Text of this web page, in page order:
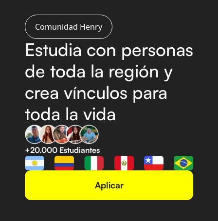
Comunidad Henry
Estudia con personas
de toda la región y
crea vínculos para
toda la vida
+20.000 Estudiantes
Aplicar